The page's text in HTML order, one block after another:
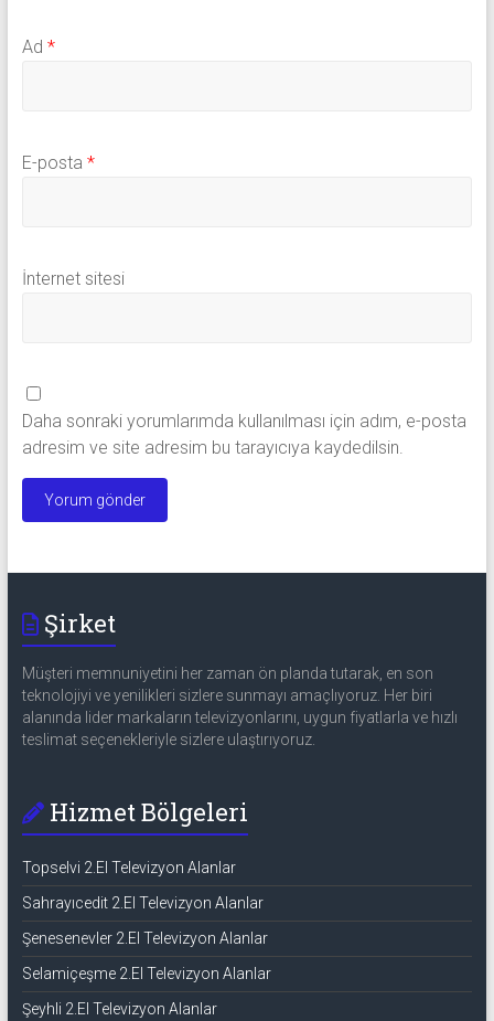
Ad *
E-posta *
İnternet sitesi
Daha sonraki yorumlarımda kullanılması için adım, e-posta
adresim ve site adresim bu tarayıcıya kaydedilsin.
Şirket
Müşteri memnuniyetini her zaman ön planda tutarak, en son
teknolojiyi ve yenilikleri sizlere sunmayı amaçlıyoruz. Her biri
alanında lider markaların televizyonlarını, uygun fiyatlarla ve hızlı
teslimat seçenekleriyle sizlere ulaştırıyoruz.
Hizmet Bölgeleri
Topselvi 2.El Televizyon Alanlar
Sahrayıcedit 2.El Televizyon Alanlar
Şenesenevler 2.El Televizyon Alanlar
Selamiçeşme 2.El Televizyon Alanlar
Şeyhli 2.El Televizyon Alanlar